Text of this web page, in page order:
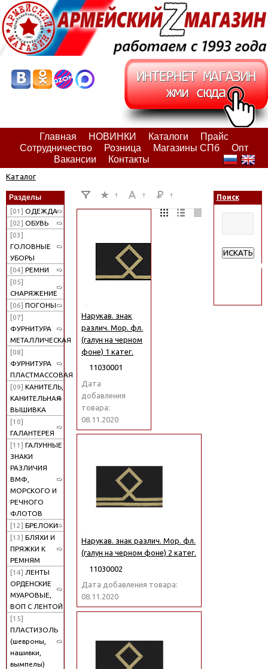
Главная НОВИНКИ Каталоги
Прайс
Сотрудничество
Розница Магазины СПб
Опт
Вакансии
Контакты
Каталог
Разделы
[01] ОДЕЖДА
[02] ОБУВЬ
[03]
ГОЛОВНЫЕ
УБОРЫ
[04] РЕМНИ
[05]
СНАРЯЖЕНИЕ
[06] ПОГОНЫ
[07]
ФУРНИТУРА
МЕТАЛЛИЧЕСКАЯ
[08]
ФУРНИТУРА
ПЛАСТМАССОВАЯ
[09] КАНИТЕЛЬ,
КАНИТЕЛЬНАЯ
ВЫШИВКА
[10]
ГАЛАНТЕРЕЯ
[11] ГАЛУННЫЕ
ЗНАКИ
РАЗЛИЧИЯ
ВМФ,
МОРСКОГО И
РЕЧНОГО
ФЛОТОВ
[12] БРЕЛОКИ
[13] БЛЯХИ И
ПРЯЖКИ К
РЕМНЯМ
[14] ЛЕНТЫ
ОРДЕНСКИЕ
МУАРОВЫЕ,
ВОП С ЛЕНТОЙ
[15]
ПЛАСТИЗОЛЬ
(шевроны,
нашивки,
вымпелы)
Нарукав. знак
различ. Мор. фл.
(галун на черном
фоне) 1 катег.
11030001
Дата
добавления
товара:
08.11.2020
Нарукав. знак различ. Мор. фл.
(галун на черном фоне) 2 катег.
11030002
Дата добавления товара:
08.11.2020
Поиск
ИСКАТЬ